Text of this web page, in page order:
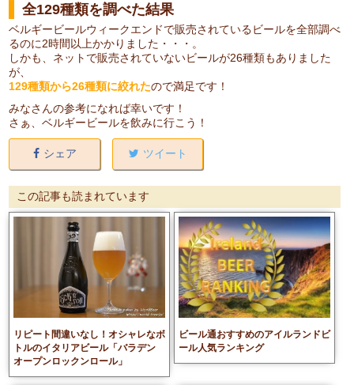
全129種類を調べた結果
ベルギービールウィークエンドで販売されているビールを全部調べ
るのに2時間以上かかりました・・・。
しかも、ネットで販売されていないビールが26種類もありました
が、
129種類から26種類に絞れたので満足です！
みなさんの参考になれば幸いです！
さぁ、ベルギービールを飲みに行こう！
シェア ツイート
この記事も読まれています
リピート間違いなし！オシャレなボ
トルのイタリアビール「バラデン
オープンロックンロール」
ビール通おすすめのアイルランドビ
ール人気ランキング